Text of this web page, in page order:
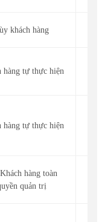
khách hàng
hàng tự thực hiện
hàng tự thực hiện
hàng toàn
quản trị